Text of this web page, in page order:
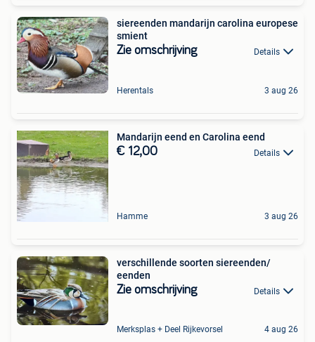
siereenden mandarijn carolina europese
smient
Zie omschrijving Details
Herentals 3 aug 26
Mandarijn eend en Carolina eend
€ 12,00 Details
Hamme 3 aug 26
verschillende soorten siereenden/
eenden
Zie omschrijving Details
Merksplas + Deel Rijkevorsel 4 aug 26